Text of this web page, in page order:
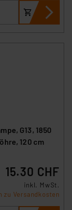
G13, 1850
120 cm
15.30 CHF
inkl. MwSt.
zu Versandkosten